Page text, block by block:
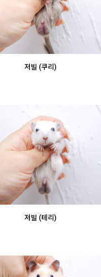
저빌 (쿠리)
저빌 (테리)